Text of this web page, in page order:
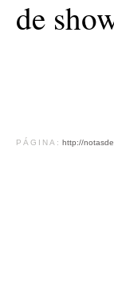
de
PÁGINA: http://